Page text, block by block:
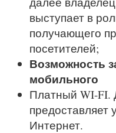
выступает в
получающего
посетителей;
Возможность
мобильного
Платный WI-FI.
предоставляет
Интернет.